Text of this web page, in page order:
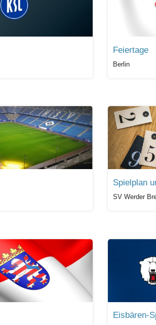
Feiertage
Berlin
Spielplan
SV Werder
Eisbären-